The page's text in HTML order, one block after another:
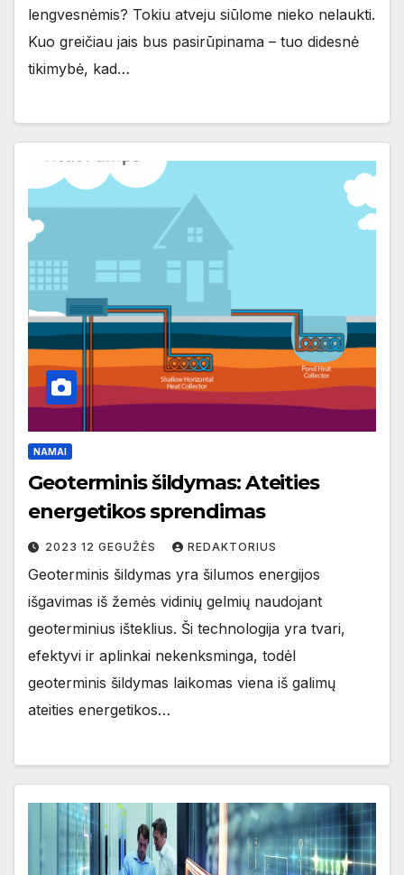
lengvesnėmis? Tokiu atveju siūlome nieko nelaukti.
Kuo greičiau jais bus pasirūpinama – tuo didesnė
tikimybė, kad…
NAMAI
Geoterminis šildymas: Ateities
energetikos sprendimas
2023 12 GEGUŽĖS REDAKTORIUS
Geoterminis šildymas yra šilumos energijos
išgavimas iš žemės vidinių gelmių naudojant
geoterminius išteklius. Ši technologija yra tvari,
efektyvi ir aplinkai nekenksminga, todėl
geoterminis šildymas laikomas viena iš galimų
ateities energetikos…